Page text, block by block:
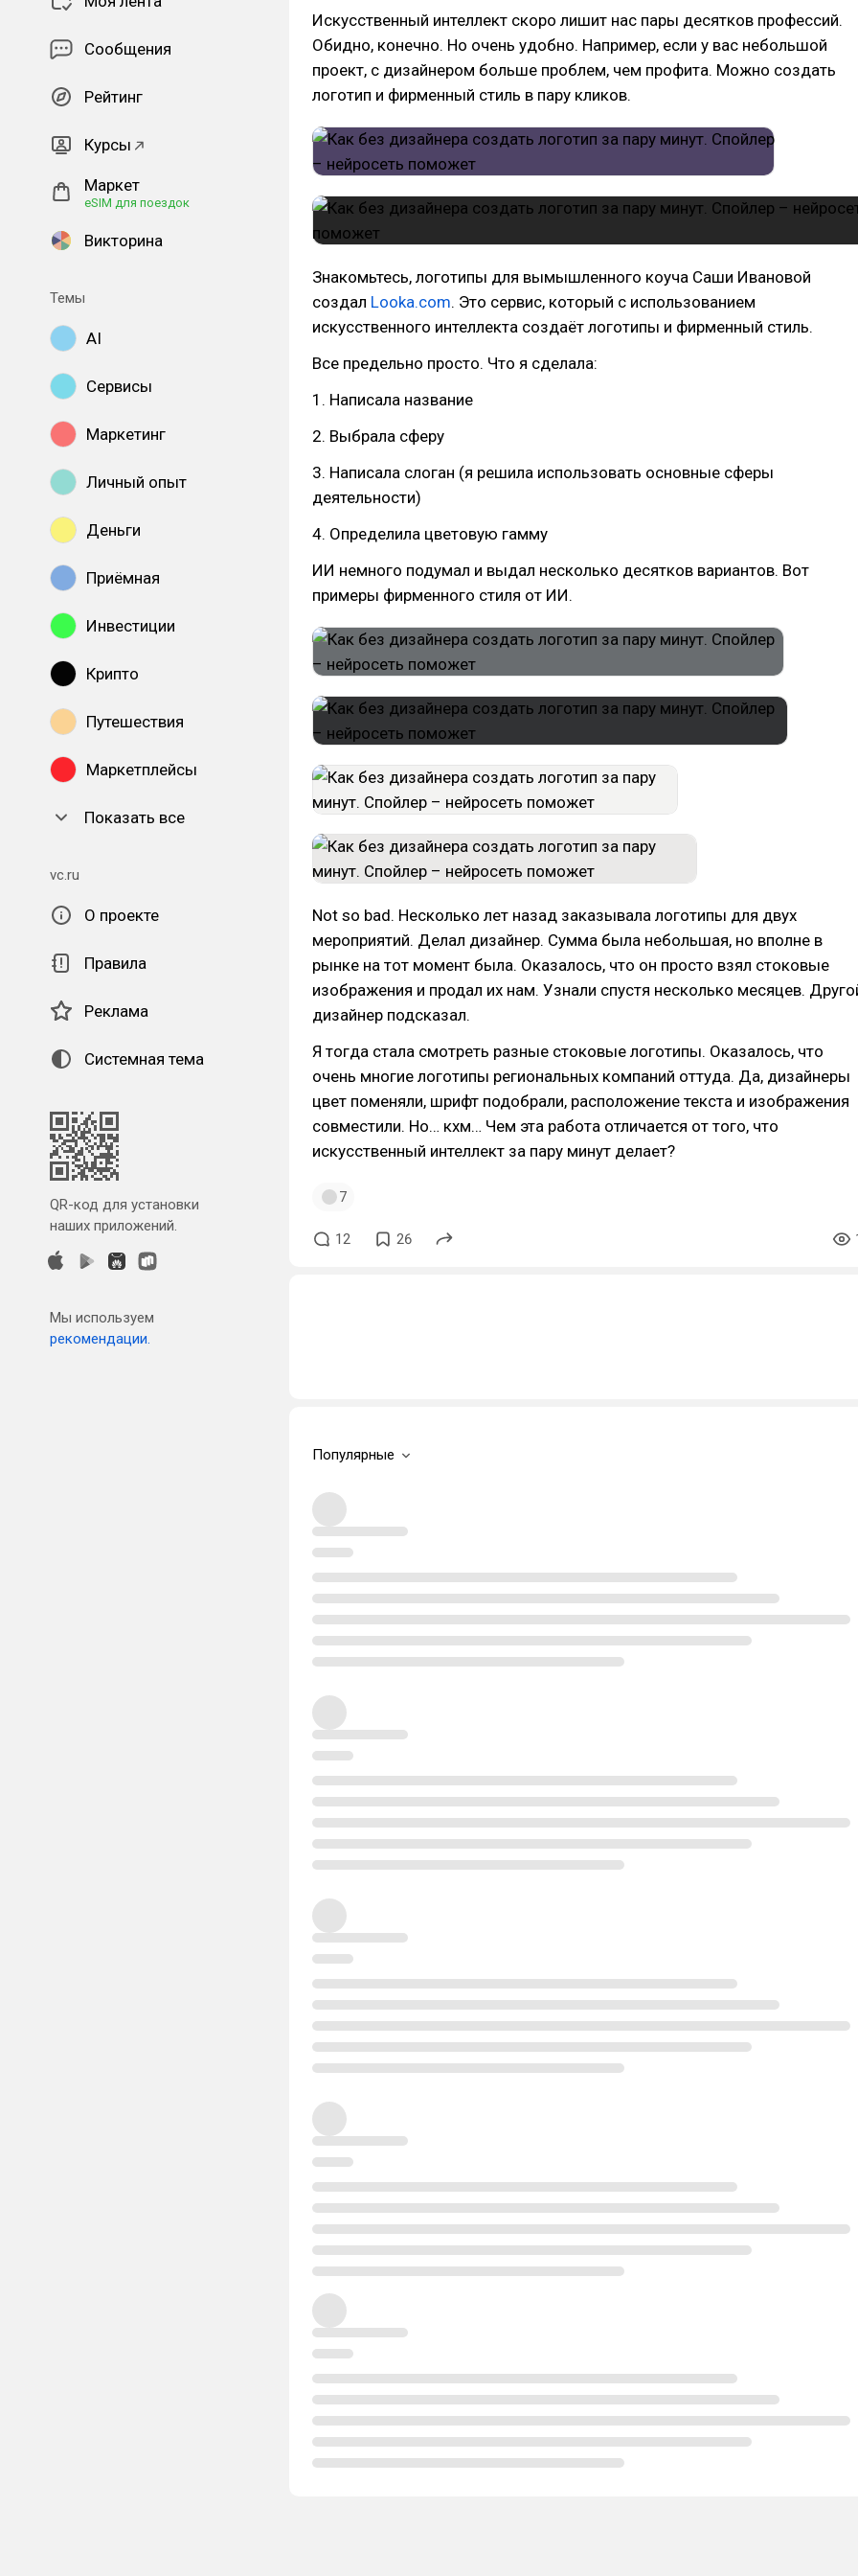
Сообщения
Рейтинг
Курсы
Маркет
eSIM для поездок
Викторина
Темы
AI
Сервисы
Маркетинг
Личный опыт
Деньги
Приёмная
Инвестиции
Крипто
Путешествия
Маркетплейсы
Показать все
vc.ru
О проекте
Правила
Реклама
Системная тема
QR-код для установки
наших приложений.
Мы используем
рекомендации.
Искусственный интеллект скоро лишит нас пары десятков профессий.
Обидно, конечно. Но очень удобно. Например, если у вас небольшой
проект, с дизайнером больше проблем, чем профита. Можно создать
логотип и фирменный стиль в пару кликов.
Знакомьтесь, логотипы для вымышленного коуча Саши Ивановой
создал Looka.com. Это сервис, который с использованием
искусственного интеллекта создаёт логотипы и фирменный стиль.
Все предельно просто. Что я сделала:
1. Написала название
2. Выбрала сферу
3. Написала слоган (я решила использовать основные сферы
деятельности)
4. Определила цветовую гамму
ИИ немного подумал и выдал несколько десятков вариантов. Вот
примеры фирменного стиля от ИИ.
Not so bad. Несколько лет назад заказывала логотипы для двух
мероприятий. Делал дизайнер. Сумма была небольшая, но вполне в
рынке на тот момент была. Оказалось, что он просто взял стоковые
изображения и продал их нам. Узнали спустя несколько месяцев.
дизайнер подсказал.
Я тогда стала смотреть разные стоковые логотипы. Оказалось, что
очень многие логотипы региональных компаний оттуда. Да, дизайнеры
цвет поменяли, шрифт подобрали, расположение текста и изображения
совместили. Но… кхм… Чем эта работа отличается от того, что
искусственный интеллект за пару минут делает?
7
12 26
Популярные